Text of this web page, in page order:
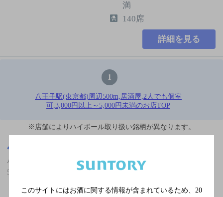
満
140席
詳細を見る
1
八王子駅(東京都)周辺500m,居酒屋,2人でも個室
可,3,000円以上～5,000円未満のお店TOP
※店舗によりハイボール取り扱い銘柄が異なります。
八王子駅(東京都)周辺500m,居酒屋,2人でも個室可,3,000円以上～
5,000円未満のお店
このサイトにはお酒に関する情報が含まれているため、 20